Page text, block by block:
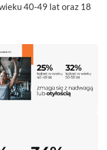
40-49 lat oraz 18